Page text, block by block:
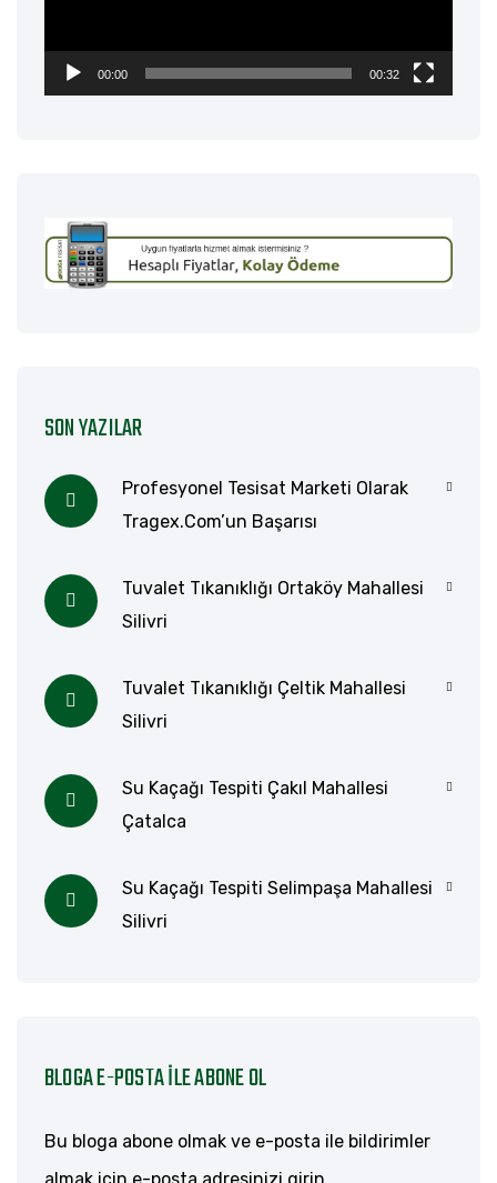
00:00 00:32
SON YAZILAR
Profesyonel Tesisat Marketi Olarak
Tragex.com’un Başarısı
Tuvalet Tıkanıklığı Ortaköy Mahallesi
Silivri
Tuvalet Tıkanıklığı Çeltik Mahallesi
Silivri
Su Kaçağı Tespiti Çakıl Mahallesi
Çatalca
Su Kaçağı Tespiti Selimpaşa Mahallesi
Silivri
BLOGA E-POSTA ILE ABONE OL
Bu bloga abone olmak ve e-posta ile bildirimler